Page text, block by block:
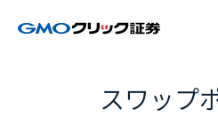
スワップ